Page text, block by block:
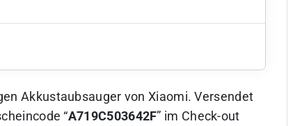
Akkustaubsauger von Xiaomi. Versendet
“A719C503642F” im Check-out